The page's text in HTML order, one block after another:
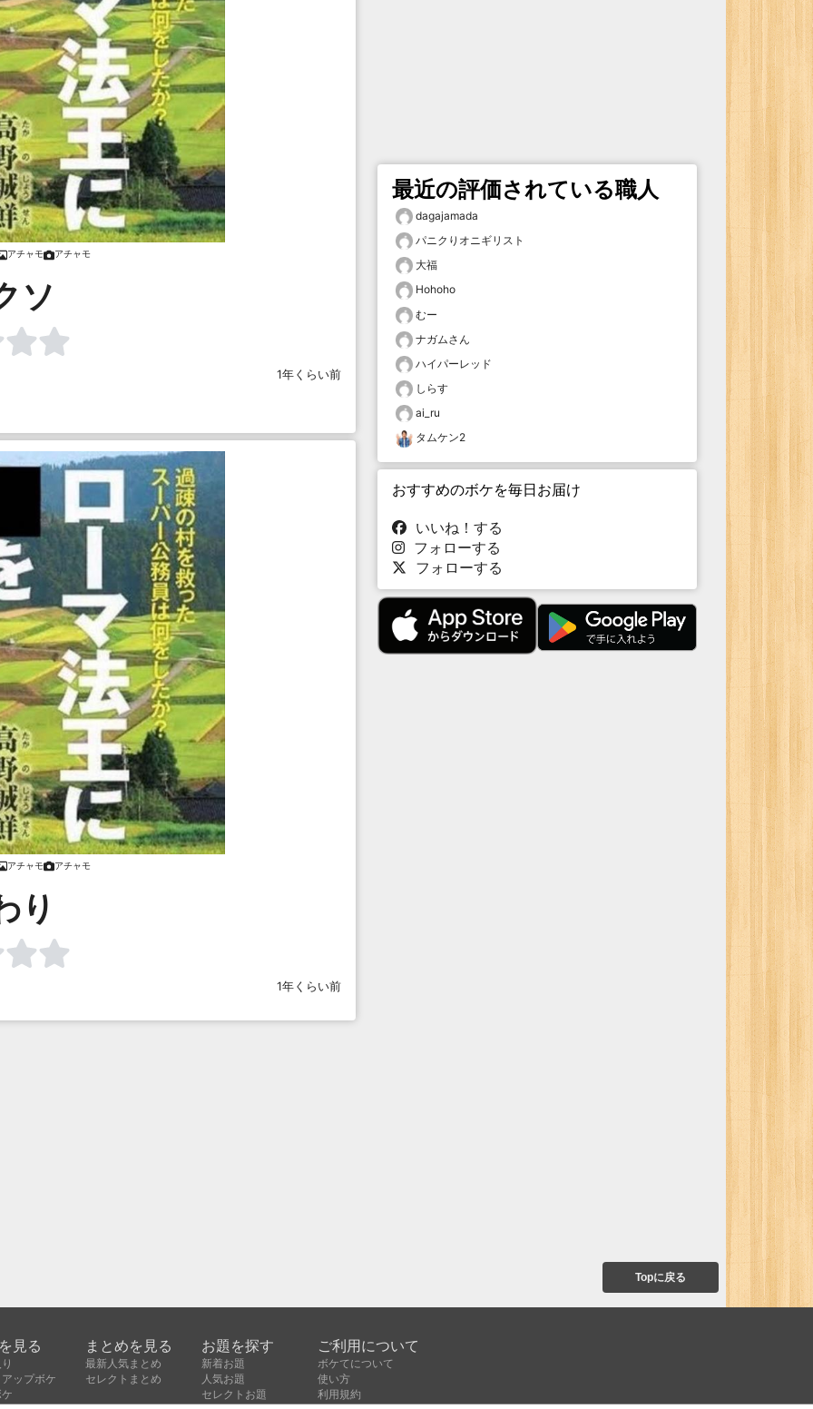
アチャモ アチャモ
ソ
1年くらい前
アチャモ アチャモ
り
1年くらい前
最近の評価されている職人
dagajamada
パニクりオニギリスト
大福
Hohoho
むー
ナガムさん
ハイパーレッド
しらす
ai_ru
タムケン2
おすすめのボケを毎日お届け
いいね！する
フォローする
フォローする
Topに戻る
見る
ップボケ
まとめを見る
最新人気まとめ
セレクトまとめ
お題を探す
新着お題
人気お題
セレクトお題
ご利用について
ボケてについて
使い方
利用規約